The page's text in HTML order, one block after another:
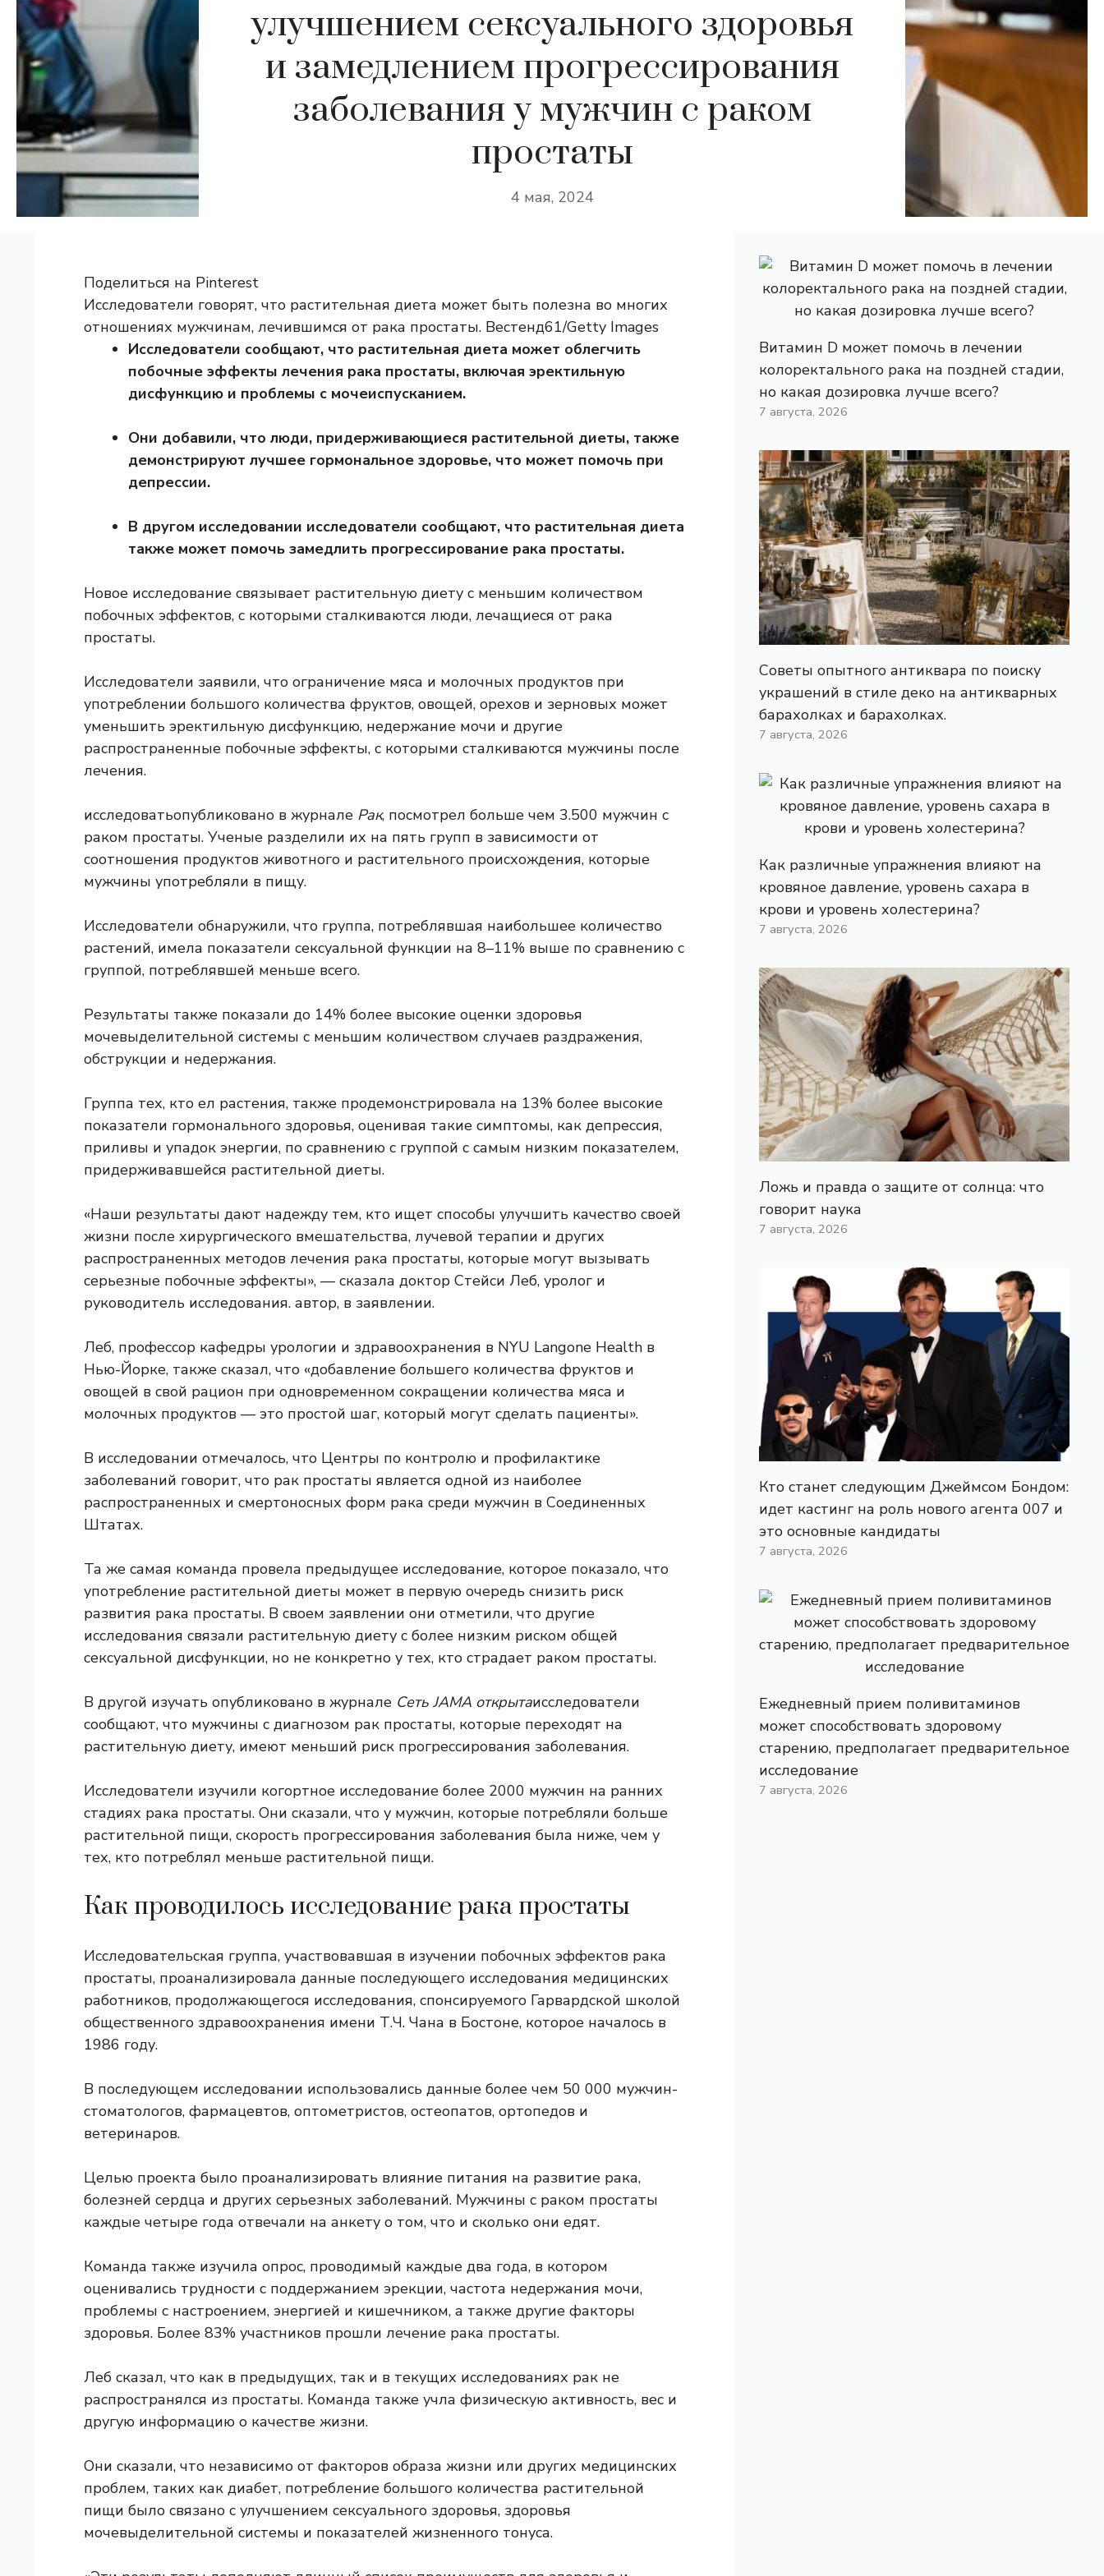
улучшением сексуального здоровья
и замедлением прогрессирования
заболевания у мужчин с раком
простаты
4 мая, 2024
Поделиться на Pinterest
Исследователи говорят, что растительная диета может быть полезна во многих
отношениях мужчинам, лечившимся от рака простаты. Вестенд61/Getty Images
Исследователи сообщают, что растительная диета может облегчить
побочные эффекты лечения рака простаты, включая эректильную
дисфункцию и проблемы с мочеиспусканием.
Они добавили, что люди, придерживающиеся растительной диеты, также
демонстрируют лучшее гормональное здоровье, что может помочь при
депрессии.
В другом исследовании исследователи сообщают, что растительная диета
также может помочь замедлить прогрессирование рака простаты.
Новое исследование связывает растительную диету с меньшим количеством
побочных эффектов, с которыми сталкиваются люди, лечащиеся от рака
простаты.
Исследователи заявили, что ограничение мяса и молочных продуктов при
употреблении большого количества фруктов, овощей, орехов и зерновых может
уменьшить эректильную дисфункцию, недержание мочи и другие
распространенные побочные эффекты, с которыми сталкиваются мужчины после
лечения.
исследоватьопубликовано в журнале Рак, посмотрел больше чем 3.500 мужчин с
раком простаты. Ученые разделили их на пять групп в зависимости от
соотношения продуктов животного и растительного происхождения, которые
мужчины употребляли в пищу.
Исследователи обнаружили, что группа, потреблявшая наибольшее количество
растений, имела показатели сексуальной функции на 8–11% выше по сравнению с
группой, потреблявшей меньше всего.
Результаты также показали до 14% более высокие оценки здоровья
мочевыделительной системы с меньшим количеством случаев раздражения,
обструкции и недержания.
Группа тех, кто ел растения, также продемонстрировала на 13% более высокие
показатели гормонального здоровья, оценивая такие симптомы, как депрессия,
приливы и упадок энергии, по сравнению с группой с самым низким показателем,
придерживавшейся растительной диеты.
«Наши результаты дают надежду тем, кто ищет способы улучшить качество своей
жизни после хирургического вмешательства, лучевой терапии и других
распространенных методов лечения рака простаты, которые могут вызывать
серьезные побочные эффекты», — сказала доктор Стейси Леб, уролог и
руководитель исследования. автор, в заявлении.
Леб, профессор кафедры урологии и здравоохранения в NYU Langone Health в
Нью-Йорке, также сказал, что «добавление большего количества фруктов и
овощей в свой рацион при одновременном сокращении количества мяса и
молочных продуктов — это простой шаг, который могут сделать пациенты».
В исследовании отмечалось, что Центры по контролю и профилактике
заболеваний говорит, что рак простаты является одной из наиболее
распространенных и смертоносных форм рака среди мужчин в Соединенных
Штатах.
Та же самая команда провела предыдущее исследование, которое показало, что
употребление растительной диеты может в первую очередь снизить риск
развития рака простаты. В своем заявлении они отметили, что другие
исследования связали растительную диету с более низким риском общей
сексуальной дисфункции, но не конкретно у тех, кто страдает раком простаты.
В другой изучать опубликовано в журнале Сеть JAMA открытаисследователи
сообщают, что мужчины с диагнозом рак простаты, которые переходят на
растительную диету, имеют меньший риск прогрессирования заболевания.
Исследователи изучили когортное исследование более 2000 мужчин на ранних
стадиях рака простаты. Они сказали, что у мужчин, которые потребляли больше
растительной пищи, скорость прогрессирования заболевания была ниже, чем у
тех, кто потреблял меньше растительной пищи.
Как проводилось исследование рака простаты
Исследовательская группа, участвовавшая в изучении побочных эффектов рака
простаты, проанализировала данные последующего исследования медицинских
работников, продолжающегося исследования, спонсируемого Гарвардской школой
общественного здравоохранения имени Т.Ч. Чана в Бостоне, которое началось в
1986 году.
В последующем исследовании использовались данные более чем 50 000 мужчин-
стоматологов, фармацевтов, оптометристов, остеопатов, ортопедов и
ветеринаров.
Целью проекта было проанализировать влияние питания на развитие рака,
болезней сердца и других серьезных заболеваний. Мужчины с раком простаты
каждые четыре года отвечали на анкету о том, что и сколько они едят.
Команда также изучила опрос, проводимый каждые два года, в котором
оценивались трудности с поддержанием эрекции, частота недержания мочи,
проблемы с настроением, энергией и кишечником, а также другие факторы
здоровья. Более 83% участников прошли лечение рака простаты.
Леб сказал, что как в предыдущих, так и в текущих исследованиях рак не
распространялся из простаты. Команда также учла физическую активность, вес и
другую информацию о качестве жизни.
Они сказали, что независимо от факторов образа жизни или других медицинских
проблем, таких как диабет, потребление большого количества растительной
пищи было связано с улучшением сексуального здоровья, здоровья
мочевыделительной системы и показателей жизненного тонуса.
Витамин D может помочь в лечении
колоректального рака на поздней стадии,
но какая дозировка лучше всего?
7 августа, 2026
Советы опытного антиквара по поиску
украшений в стиле деко на антикварных
барахолках и барахолках.
7 августа, 2026
Как различные упражнения влияют на
кровяное давление, уровень сахара в
крови и уровень холестерина?
7 августа, 2026
Ложь и правда о защите от солнца: что
говорит наука
7 августа, 2026
Кто станет следующим Джеймсом Бондом:
идет кастинг на роль нового агента 007 и
это основные кандидаты
7 августа, 2026
Ежедневный прием поливитаминов
может способствовать здоровому
старению, предполагает предварительное
исследование
7 августа, 2026